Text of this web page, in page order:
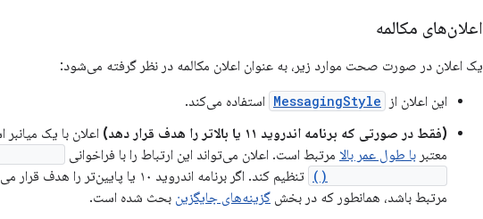
اعلان‌های مکالمه
یک اعلان در صورت صحت موارد زیر، به عنوان اعلان مکالمه در نظر گرفته می‌شود:
این اعلان از
MessagingStyle استفاده می‌کند.
(فقط در صورتی که برنامه اندروید ۱۱ یا بالاتر را هدف قرار دهد)
اعلان با یک
معتبر با طول عمر بالا مرتبط است. اعلان می‌تواند این ارتباط را با فراخوانی
تنظیم کند. اگر برنامه اندروید ۱۰ یا
مرتبط باشد، همانطور که در بخش گزینه‌های جایگزین بحث شده است.